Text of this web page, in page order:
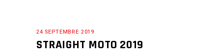
24 SEPTEMBRE 2019
STRAIGHT MOTO 2019